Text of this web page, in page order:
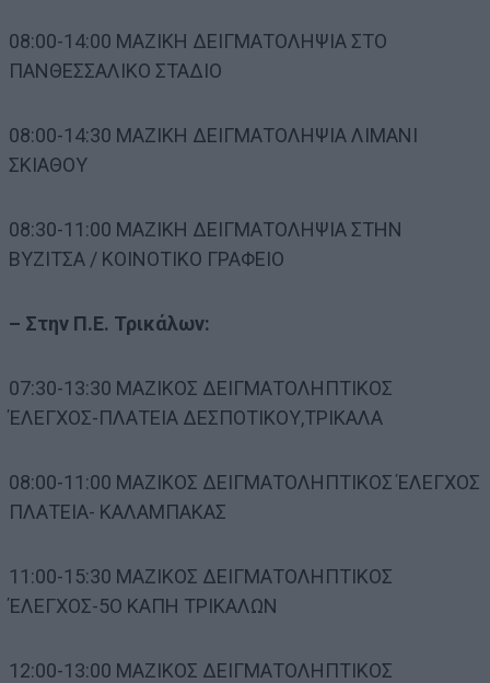
08:00-14:00 ΜΑΖΙΚΗ ΔΕΙΓΜΑΤΟΛΗΨΙΑ ΣΤΟ
ΠΑΝΘΕΣΣΑΛΙΚΟ ΣΤΑΔΙΟ
08:00-14:30 ΜΑΖΙΚΗ ΔΕΙΓΜΑΤΟΛΗΨΙΑ ΛΙΜΑΝΙ
ΣΚΙΑΘΟΥ
08:30-11:00 ΜΑΖΙΚΗ ΔΕΙΓΜΑΤΟΛΗΨΙΑ ΣΤΗΝ
ΒΥΖΙΤΣΑ / ΚΟΙΝΟΤΙΚΟ ΓΡΑΦΕΙΟ
– Στην Π.Ε. Τρικάλων:
07:30-13:30 MΑΖΙΚΟΣ ΔΕΙΓΜΑΤΟΛΗΠΤΙΚΟΣ
ΈΛΕΓΧΟΣ-ΠΛΑΤΕΙΑ ΔΕΣΠΟΤΙΚΟΥ,ΤΡΙΚΑΛΑ
08:00-11:00 ΜΑΖΙΚΟΣ ΔΕΙΓΜΑΤΟΛΗΠΤΙΚΟΣ ΈΛΕΓΧΟΣ
ΠΛΑΤΕΙΑ- ΚΑΛΑΜΠΑΚΑΣ
11:00-15:30 ΜΑΖΙΚΟΣ ΔΕΙΓΜΑΤΟΛΗΠΤΙΚΟΣ
ΈΛΕΓΧΟΣ-5Ο ΚΑΠΗ ΤΡΙΚΑΛΩΝ
12:00-13:00 ΜΑΖΙΚΟΣ ΔΕΙΓΜΑΤΟΛΗΠΤΙΚΟΣ